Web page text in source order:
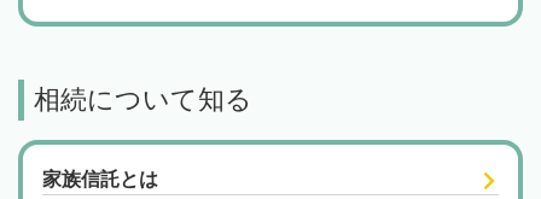
相続について知る
家族信託とは